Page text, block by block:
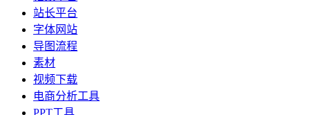
站长平台
字体网站
导图流程
素材
视频下载
电商分析工具
PPT工具